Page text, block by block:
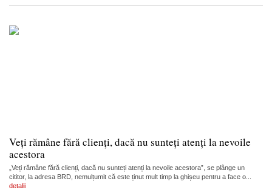
Veți rămâne fără clienți, dacă nu sunteți atenți la nevoile
acestora
„Veți rămâne fără clienți, dacă nu sunteți atenți la nevoile acestora”, se plânge un
cititor, la adresa BRD, nemulțumit că este ținut mult timp la ghișeu pentru a face o...
detalii